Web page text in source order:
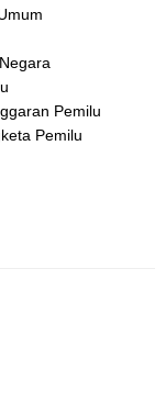
Pemilu
Pemilu